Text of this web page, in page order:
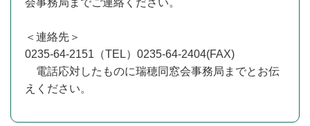
＜連絡先＞
0235-64-2151（TEL）0235-64-2404(FAX)
電話応対したものに瑞穂同窓会事務局までとお伝
えください。